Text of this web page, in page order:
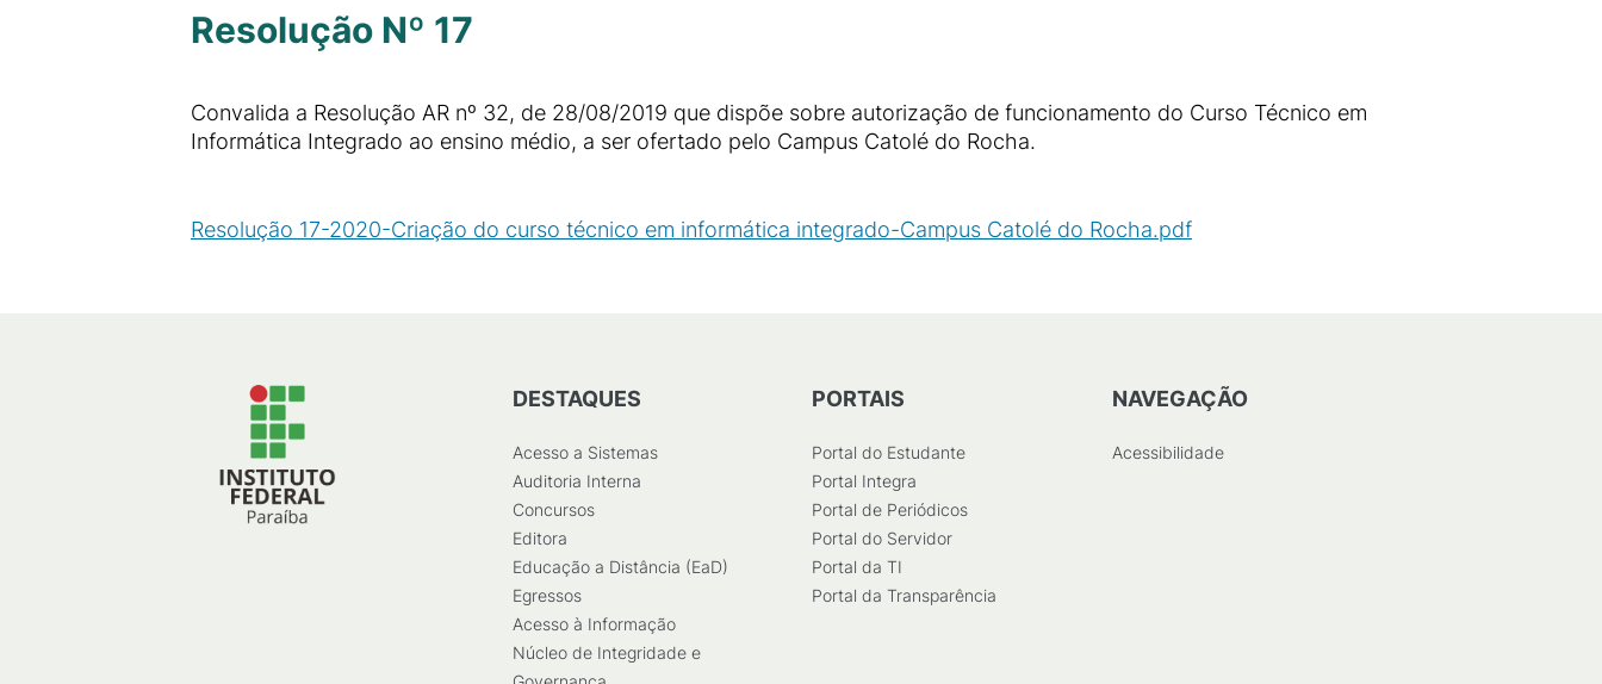
Resolução Nº 17
Convalida a Resolução AR nº 32, de 28/08/2019 que dispõe sobre autorização de funcionamento do Curso Técnico em
Informática Integrado ao ensino médio, a ser ofertado pelo Campus Catolé do Rocha.
Resolução 17-2020-Criação do curso técnico em informática integrado-Campus Catolé do Rocha.pdf
DESTAQUES
Acesso a Sistemas
Auditoria Interna
Concursos
Editora
Educação a Distância (EaD)
Egressos
Acesso à Informação
Núcleo de Integridade e
PORTAIS
Portal do Estudante
Portal Integra
Portal de Periódicos
Portal do Servidor
Portal da TI
Portal da Transparência
NAVEGAÇÃO
Acessibilidade